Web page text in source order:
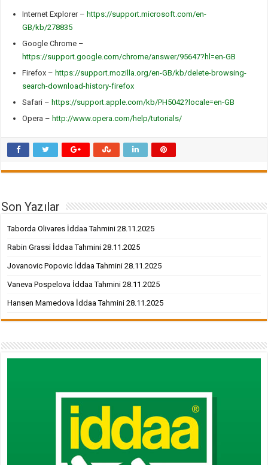
Internet Explorer – https://support.microsoft.com/en-
GB/kb/278835
Google Chrome –
https://support.google.com/chrome/answer/95647?hl=en-GB
Firefox – https://support.mozilla.org/en-GB/kb/delete-browsing-
search-download-history-firefox
Safari – https://support.apple.com/kb/PH5042?locale=en-GB
Opera – http://www.opera.com/help/tutorials/
Son Yazılar
Taborda Olivares İddaa Tahmini 28.11.2025
Rabin Grassi İddaa Tahmini 28.11.2025
Jovanovic Popovic İddaa Tahmini 28.11.2025
Vaneva Pospelova İddaa Tahmini 28.11.2025
Hansen Mamedova İddaa Tahmini 28.11.2025